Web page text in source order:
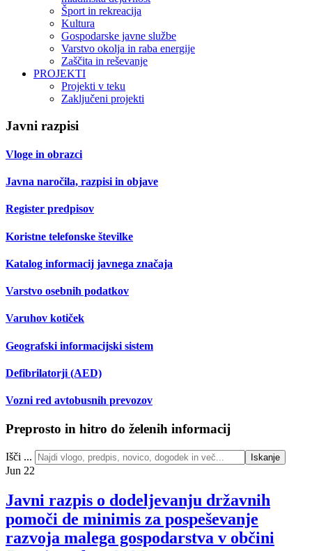
Šport in rekreacija
Kultura
Gospodarske javne službe
Varstvo okolja in raba energije
Zaščita in reševanje
PROJEKTI
Projekti v teku
Zaključeni projekti
Javni razpisi
Vloge in obrazci
Javna naročila, razpisi in objave
Register predpisov
Koristne telefonske številke
Katalog informacij javnega značaja
Varstvo osebnih podatkov
Varuhov kotiček
Geografski informacijski sistem
Defibrilatorji (AED)
Vozni red avtobusnih prevozov
Preprosto in hitro do želenih informacij
Išči ... Iskanje
Jun 22
Javni razpis o dodeljevanju državnih
pomoči de minimis za pospeševanje
razvoja malega gospodarstva v občini